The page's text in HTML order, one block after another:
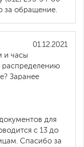
за обращение.
01.12.2021
и часы
распределению
Заранее
для
с 13 до
Спасибо за